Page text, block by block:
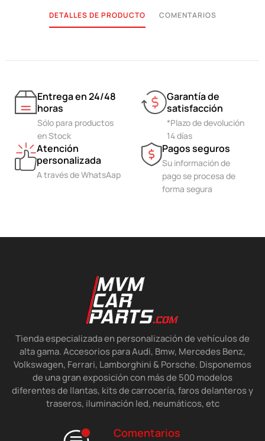
DETALLES DE PRODUCTO COMENTARIOS
Entrega en 24/48
horas
Sólo para productos
en Stock
Garantía de
satisfacción
*Plazo de devolución
14 días
Atención
personalizada
A través de WhatsAap
Pagos seguros
Su información de
pago se procesa de
forma segura
Tienda especializada en personalización de vehículos de
alta gama. Accesorios para Audi, Bmw, Mercedes Benz,
Volkswagen, Ferrari, Lamborghini & Porsche. Disponemos
de una gran exposición con más de 500 modelos
diferentes de llantas, kits de carrocería, faros delanteros y
traseros, iluminación led, neumáticos, etc
Comentarios